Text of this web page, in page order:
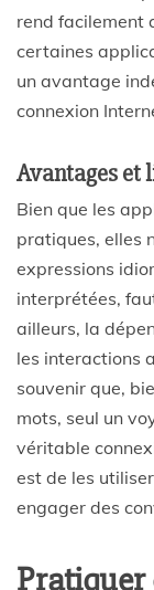
rend facilement
certaines
un avantage
connexion
Avantages et
Bien que les
pratiques, elles
expressions
interprétées,
ailleurs, la
les interactions
souvenir que,
mots, seul un
véritable
est de les
engager des
Pratiquer